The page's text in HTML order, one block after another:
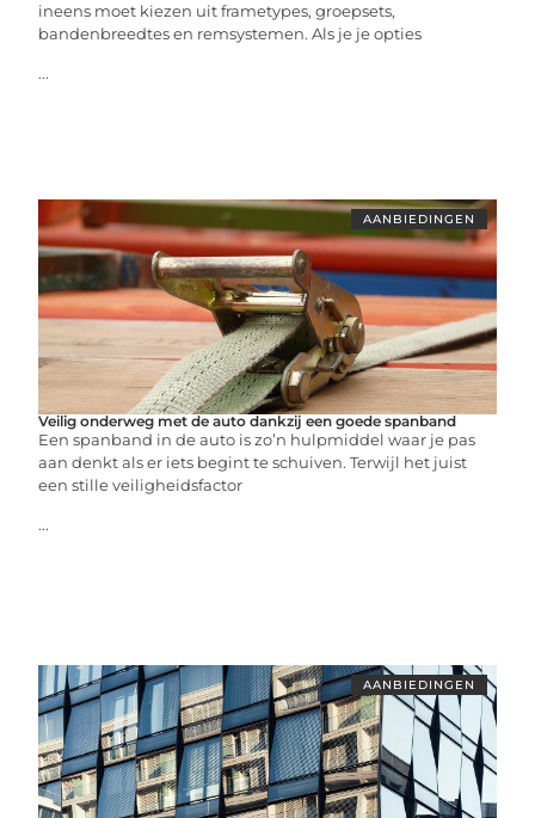
ineens moet kiezen uit frametypes, groepsets,
bandenbreedtes en remsystemen. Als je je opties
...
AANBIEDINGEN
Veilig onderweg met de auto dankzij een goede spanband
Een spanband in de auto is zo’n hulpmiddel waar je pas
aan denkt als er iets begint te schuiven. Terwijl het juist
een stille veiligheidsfactor
...
AANBIEDINGEN